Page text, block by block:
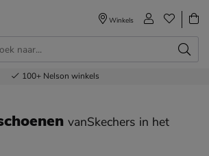
Winkels
23.00u besteld,volgende dag in huis
Gratisverzending en retour
Bestel nu,betaal later
100+ Nelson winkels
vanSkechers in het